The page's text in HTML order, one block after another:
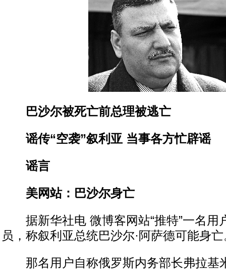
巴沙尔被死亡前总理被逃亡
谣传“空袭”叙利亚 当事各方忙辟谣
谣言
美网站：巴沙尔身亡
据新华社电 微博客网站“推特”一名用
员，称叙利亚总统巴沙尔·阿萨德可能身
那名用户自称俄罗斯内务部长弗拉基